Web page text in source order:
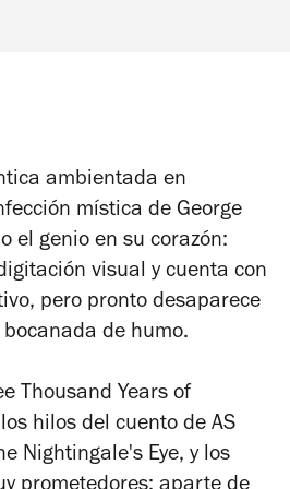
ambientada en
mística de George
el genio en su corazón:
visual y cuenta con
pero pronto desaparece
de humo.
Thousand Years of
hilos del cuento de AS
Nightingale's Eye, y los